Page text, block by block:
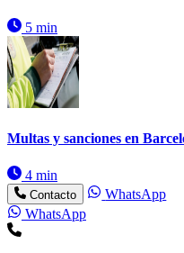
5 min
Multas y sanciones en
4 min
Contacto
WhatsApp
WhatsApp